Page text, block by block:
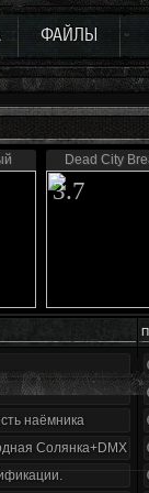
ФАЙЛЫ
Dead City
3.7
трейлера
наёмника
Солянка+DMX